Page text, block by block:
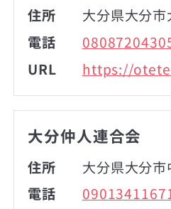
住所
大分県大分
電話
URL
https://
大分仲人連合会
住所
大分県大分
電話